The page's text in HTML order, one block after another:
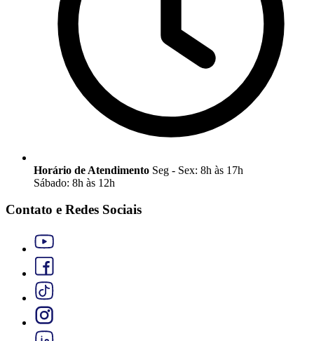
Horário de Atendimento Seg - Sex: 8h às 17h
Sábado: 8h às 12h
Contato e Redes Sociais